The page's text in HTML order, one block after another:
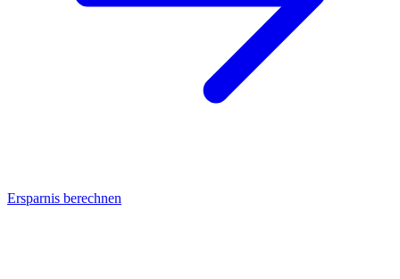
Ersparnis berechnen